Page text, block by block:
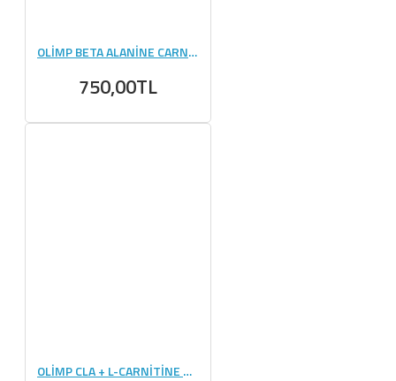
OLİMP BETA ALANİNE CARNO RUSH 80 TABLET
750,00TL
OLİMP CLA + L-CARNİTİNE 60 KAPSÜL